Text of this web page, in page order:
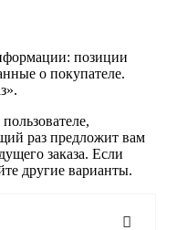
позиции
о покупателе.
раз предложит вам
заказа. Если
другие варианты.